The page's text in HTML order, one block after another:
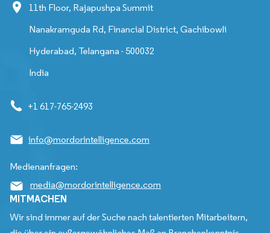
11th Floor, Rajapushpa Summit
Nanakramguda Rd, Financial District, Gachibowli
Hyderabad, Telangana - 500032
India
+1 617-765-2493
info@mordorintelligence.com
Medienanfragen:
media@mordorintelligence.com
MITMACHEN
Wir sind immer auf der Suche nach talentierten Mitarbeitern,